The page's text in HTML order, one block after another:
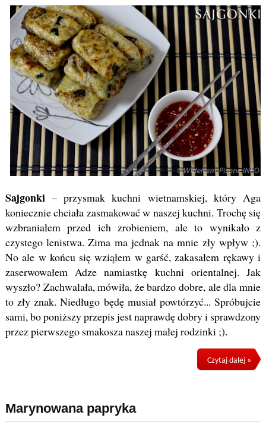
Sajgonki– przysmak kuchni wietnamskiej, który Aga
koniecznie chciała zasmakować w naszej kuchni. Trochę się
wzbraniałem przed ich zrobieniem, ale to wynikało z
czystego lenistwa. Zima ma jednak na mnie zły wpływ ;).
No ale w końcu się wziąłem w garść, zakasałem rękawy i
zaserwowałem Adze namiastkę kuchni orientalnej. Jak
wyszło? Zachwalała, mówiła, że bardzo dobre, ale dla mnie
to zły znak. Niedługo będę musiał powtórzyć... Spróbujcie
sami, bo poniższy przepis jest naprawdę dobry i sprawdzony
przez pierwszego smakosza naszej małej rodzinki ;).
Czytaj dalej »
Marynowana papryka